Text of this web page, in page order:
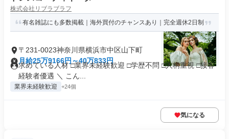
株式会社リブラブラフ
有名雑誌にも多数掲載｜海外買付のチャンスあり｜完全週休2日制
〒231-0023神奈川県横浜市中区山下町
月給25万9166円～40万833円
求めている人材 □業界未経験歓迎 □学歴不問 □人柄重視 □接客
経験者優遇 ＼ こん...
業界未経験歓迎 +24個
気になる